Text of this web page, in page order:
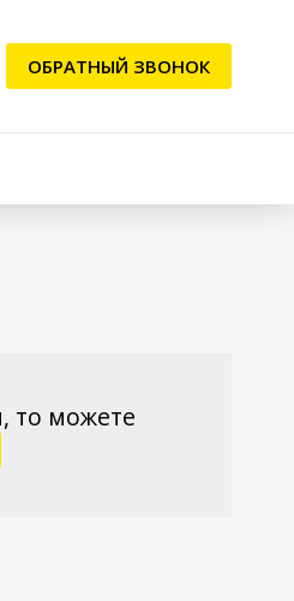
ОБРАТНЫЙ ЗВОНОК
то можете